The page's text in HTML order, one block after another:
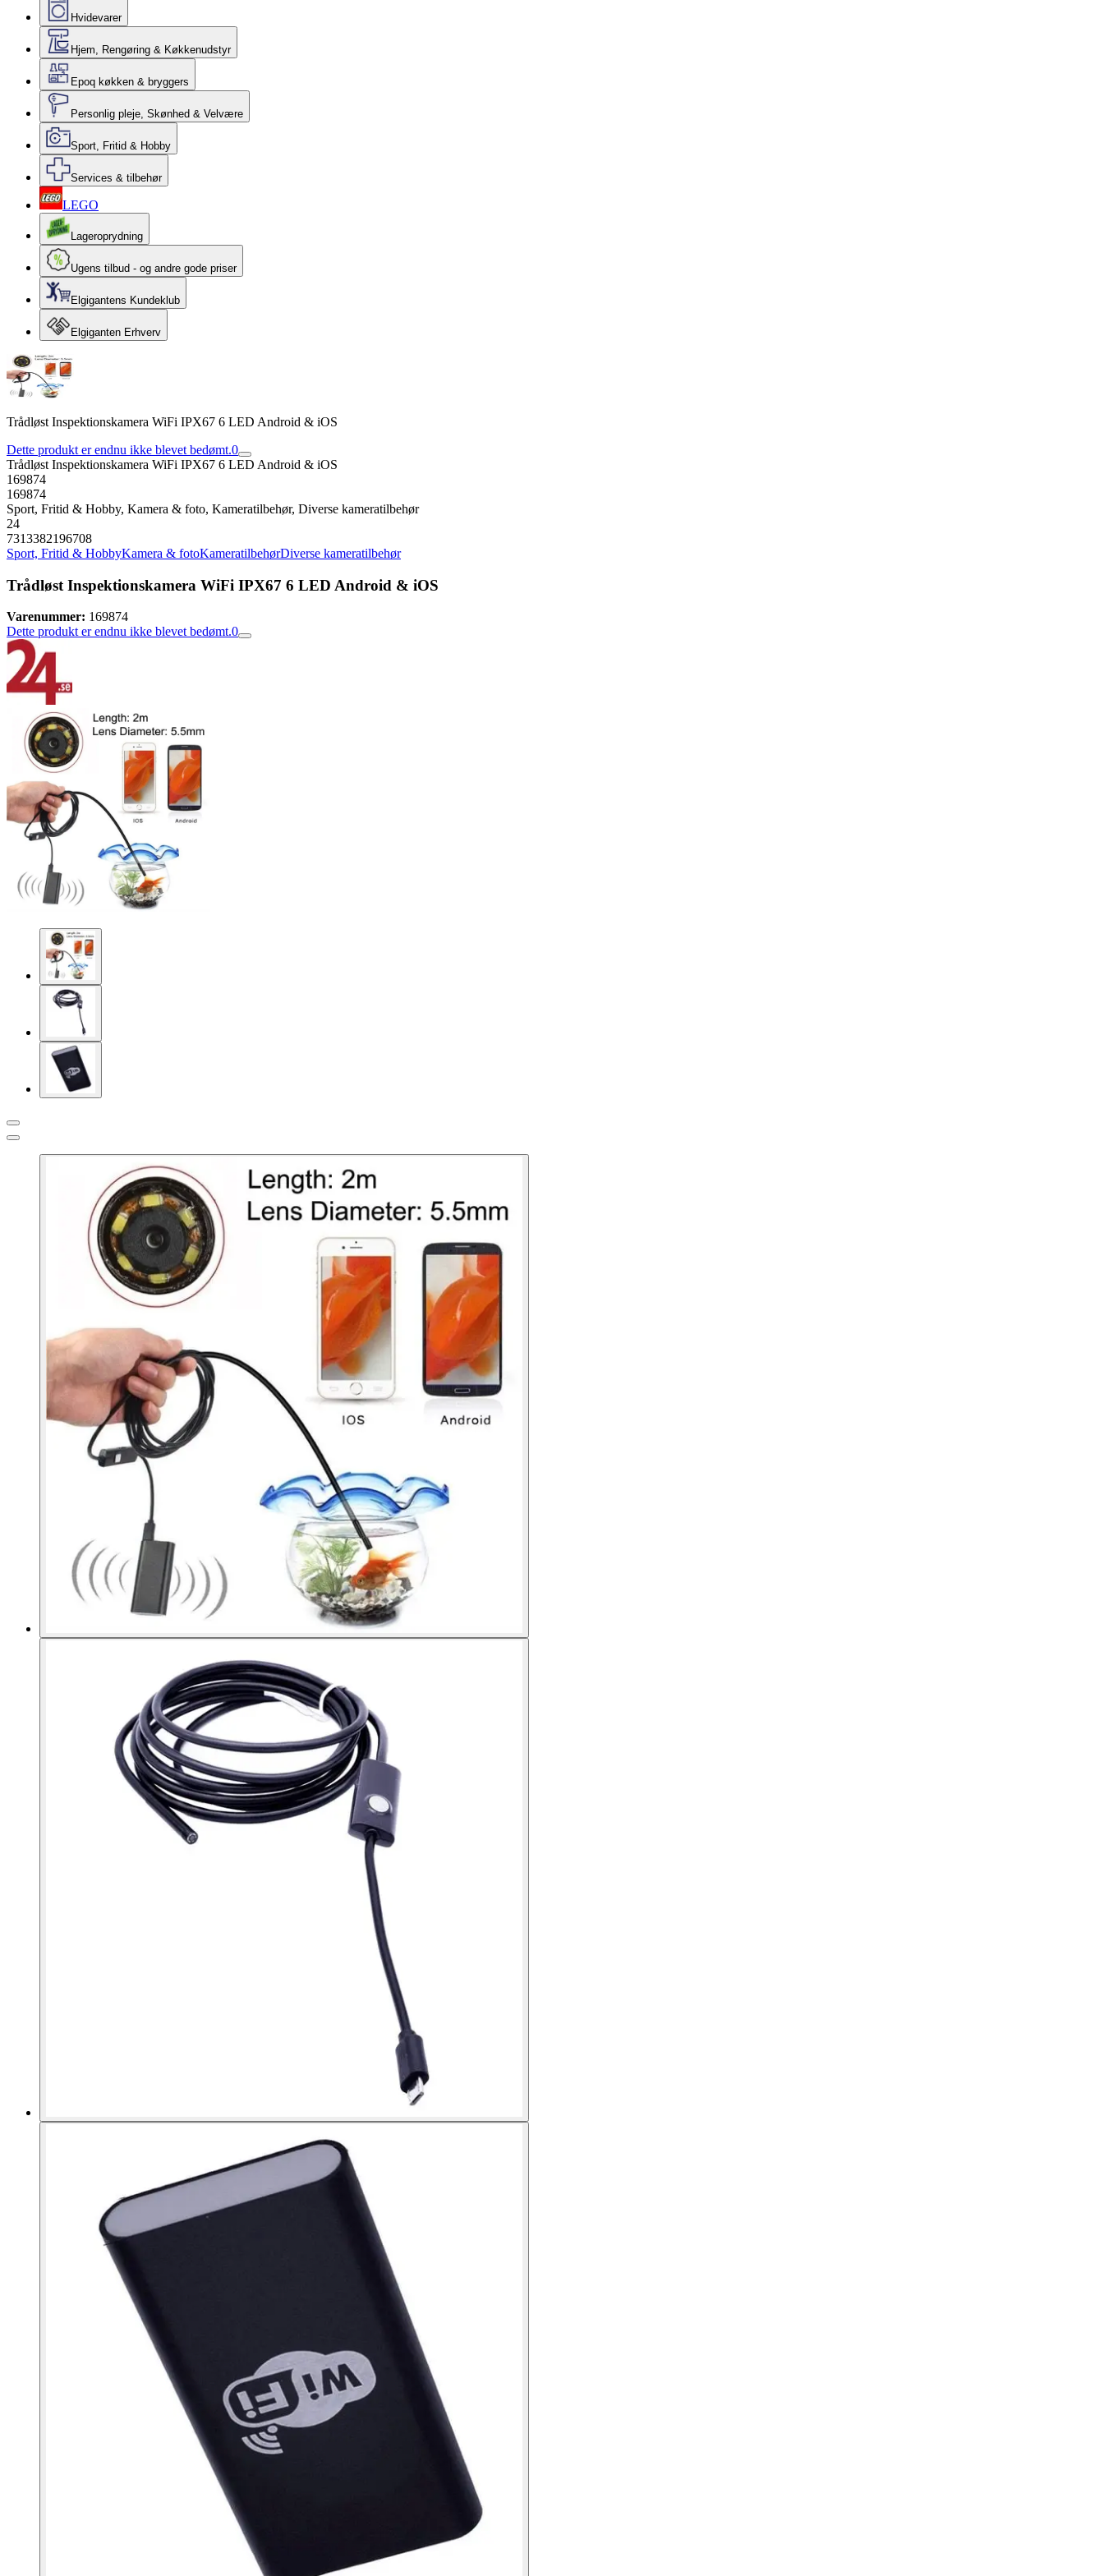
Hvidevarer
Hjem, Rengøring & Køkkenudstyr
Epoq køkken & bryggers
Personlig pleje, Skønhed & Velvære
Sport, Fritid & Hobby
Services & tilbehør
LEGO
Lageroprydning
Ugens tilbud - og andre gode priser
Elgigantens Kundeklub
Elgiganten Erhverv
Trådløst Inspektionskamera WiFi IPX67 6 LED Android & iOS
Dette produkt er endnu ikke blevet bedømt.0
Trådløst Inspektionskamera WiFi IPX67 6 LED Android & iOS
169874
169874
Sport, Fritid & Hobby, Kamera & foto, Kameratilbehør, Diverse kameratilbehør
24
7313382196708
Sport, Fritid & HobbyKamera & fotoKameratilbehørDiverse kameratilbehør
Trådløst Inspektionskamera WiFi IPX67 6 LED Android & iOS
Varenummer: 169874
Dette produkt er endnu ikke blevet bedømt.0